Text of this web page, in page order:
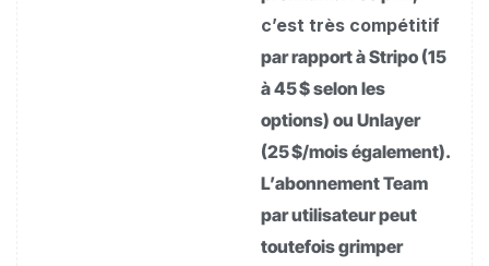
c’est très compétitif
par rapport à Stripo (15
à 45 $ selon les
options) ou Unlayer
(25 $/mois également).
L’abonnement Team
par utilisateur peut
toutefois grimper